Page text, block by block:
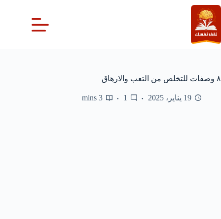
التجاوز
إلى
المحتوى
٨ وصفات للتخلص من التعب والارهاق
19 يناير، 2025 1
3 mins